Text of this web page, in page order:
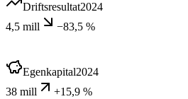
Driftsresultat2024
4,5 mill
−83,5 %
Egenkapital2024
38 mill
+15,9 %